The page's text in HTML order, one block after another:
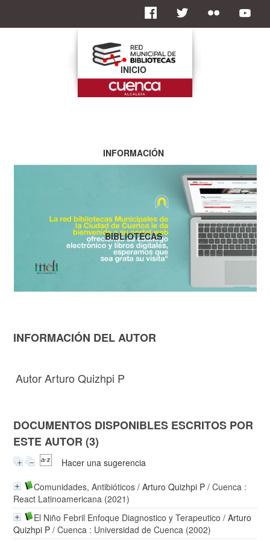
INFORMACIÓN DEL AUTOR
Autor Arturo Quizhpi P
DOCUMENTOS DISPONIBLES ESCRITOS POR
ESTE AUTOR (3)
Hacer una sugerencia
Comunidades, Antibióticos /Arturo Quizhpi P / Cuenca :
React Latinoamericana (2021)
El Niño Febril Enfoque Diagnostico y Terapeutico /Arturo
Quizhpi P / Cuenca : Universidad de Cuenca (2002)
INICIO
INFORMACIÓN
BIBLIOTECAS